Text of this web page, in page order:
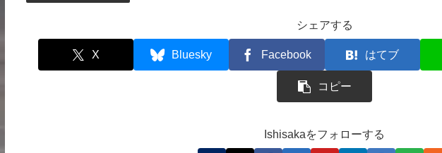
シェアする
X Bluesky Facebook はてブ
コピー
Ishisakaをフォローする